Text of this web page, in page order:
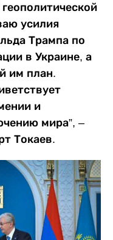
усилия
Трампа по
в Украине, а
им план.
и
мира”, –
Токаев.